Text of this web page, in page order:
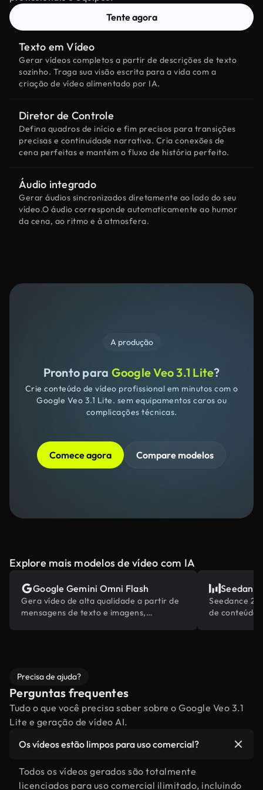
Tente agora
Texto em Vídeo
Gerar vídeos completos a partir de descrições de texto
sozinho. Traga sua visão escrita para a vida com a
criação de vídeo alimentado por IA.
Diretor de Controle
Defina quadros de início e fim precisos para transições
precisas e continuidade narrativa. Cria conexões de
cena perfeitas e mantém o fluxo de história perfeito.
Áudio integrado
Gerar áudios sincronizados diretamente ao lado do seu
vídeo.O áudio corresponde automaticamente ao humor
da cena, ao ritmo e à atmosfera.
A produção
Pronto para Google Veo 3.1 Lite?
Crie conteúdo de vídeo profissional em minutos com o
Google Veo 3.1 Lite. sem equipamentos caros ou
complicações técnicas.
Comece agora Compare modelos
Explore mais modelos de vídeo com IA
Google Gemini Omni Flash
Gera vídeo de alta qualidade a partir de
mensagens de texto e imagens,
Seedance
de conteúdo
Precisa de ajuda?
Perguntas frequentes
Tudo o que você precisa saber sobre o Google Veo 3.1
Lite e geração de vídeo AI.
Os vídeos estão limpos para uso comercial?
Todos os vídeos gerados são totalmente
licenciados para uso comercial ilimitado, incluindo